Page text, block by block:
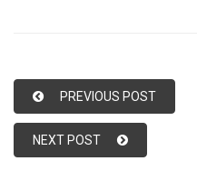
PREVIOUS POST
NEXT POST